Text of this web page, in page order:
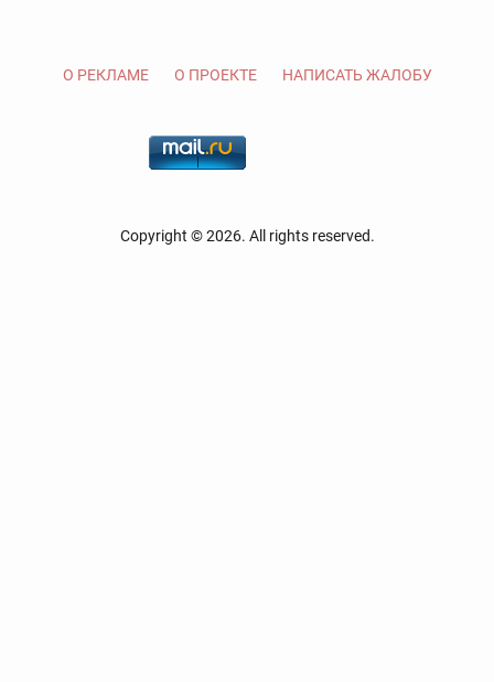
О РЕКЛАМЕ О ПРОЕКТЕ НАПИСАТЬ ЖАЛОБУ
Copyright © 2026. All rights reserved.